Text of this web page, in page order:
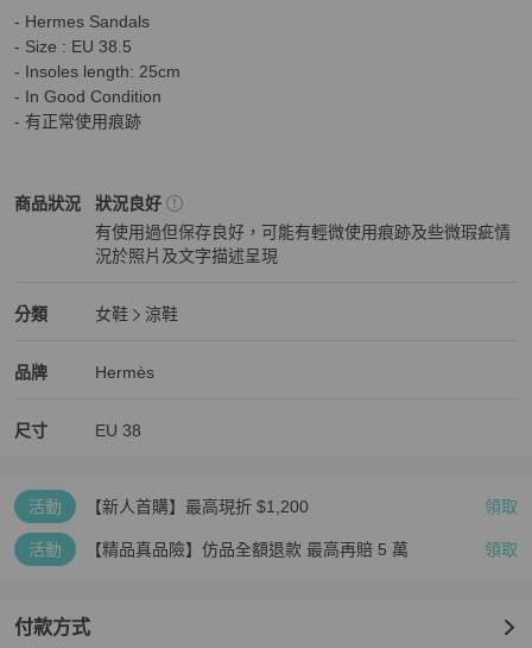
關於Hermes Sandals EU 38.5
- Hermes Sandals
- Size : EU 38.5
- Insoles length: 25cm
- In Good Condition
- 有正常使用痕跡
商品狀況
Hermès女鞋商品狀態與細節
狀況良好
有使用過但保存良好，可能有輕微使用痕跡及些微瑕疵情
況於照片及文字描述呈現
分類
Hermès 女鞋分類資訊
女鞋
涼鞋
品牌
Hermès 精品女鞋品牌介紹
Hermès
Hermès 推薦清單
尺寸 EU 38
活動 【新人首購】最高現折 $1,200 領取
活動 【精品真品險】仿品全額退款 最高再賠 5 萬 領取
付款方式